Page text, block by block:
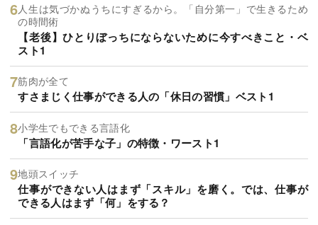
人生は気づかぬうちにすぎるから。「自分第一」で生きるため
の時間術
【老後】ひとりぼっちにならないために今すべきこと・ベ
スト1
筋肉が全て
すさまじく仕事ができる人の「休日の習慣」ベスト1
小学生でもできる言語化
「言語化が苦手な子」の特徴・ワースト1
地頭スイッチ
仕事ができない人はまず「スキル」を磨く。では、仕事が
できる人はまず「何」をする？